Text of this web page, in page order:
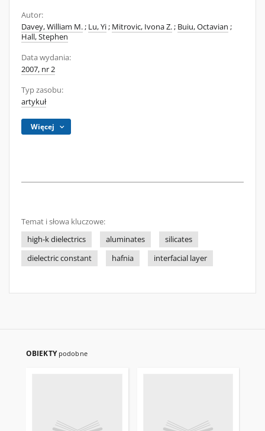
Autor:
Davey, William M.; Lu, Yi; Mitrovic, Ivona Z.; Buiu, Octavian ;
Hall, Stephen
Data wydania:
2007, nr 2
Typ zasobu:
artykuł
Więcej
Temat i słowa kluczowe:
high-k dielectrics
aluminates
silicates
dielectric constant
hafnia interfacial layer
OBIEKTY podobne